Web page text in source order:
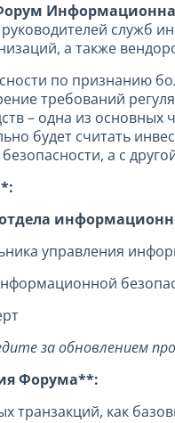
служб
а также
по признанию
требований
– одна из основных
будет считать
а с
управления
за обновлением
Форума**:
транзакций, как